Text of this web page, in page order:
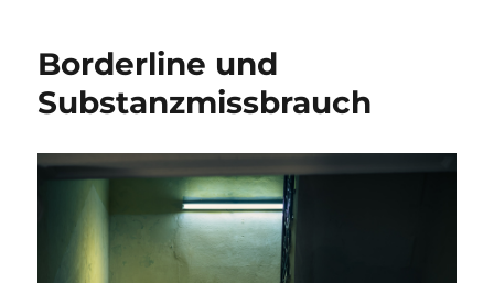
Borderline und
Substanzmissbrauch